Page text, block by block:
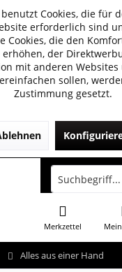
Cookies, die für
erforderlich sind
Cookies, die den
erhöhen, der
mit anderen Websites
sollen,
Zustimmung gesetzt.
Alles aus einer Hand
Merkzettel